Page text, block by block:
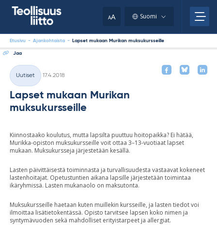
AA Suomi
Etusivu - Ajankohtaista - Lapset mukaan Murikan muksukursseille
Jaa
Kategoriat
Uutiset
17.4.2018
Lapset mukaan Murikan
muksukursseille
Kiinnostaako koulutus, mutta lapsilta puuttuu hoitopaikka? Ei hätää,
Murikka-opiston muksukursseille voit ottaa 3–13-vuotiaat lapset
mukaan. Muksukursseja järjestetään kesällä.
Lasten päivittäisestä toiminnasta ja turvallisuudesta vastaavat kokeneet
lastenhoitajat. Opetustuntien aikana lapsille järjestetään toimintaa
ikäryhmissä. Lasten mukanaolo on maksutonta.
Muksukursseille haetaan kuten muillekin kursseille, ja lasten tiedot voi
ilmoittaa lisätietokentässä. Opisto tarvitsee lapsen koko nimen ja
syntymävuoden sekä mahdolliset erityistarpeet ja allergiat.
clipboard.)